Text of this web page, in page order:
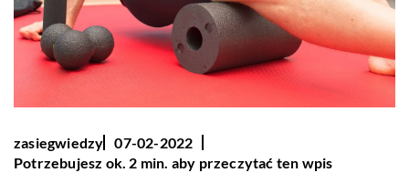
zasiegwiedzy
07-02-2022
Potrzebujesz ok. 2 min. aby przeczytać ten wpis